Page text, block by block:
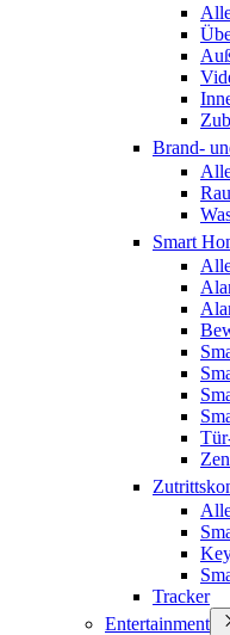
Brand-
Smart
Tracker
Entertainment